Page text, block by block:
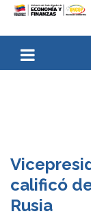
calificó
Rusia